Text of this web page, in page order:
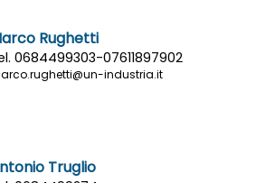
Rughetti
0684499303-07611897902
industria.it
Truglio